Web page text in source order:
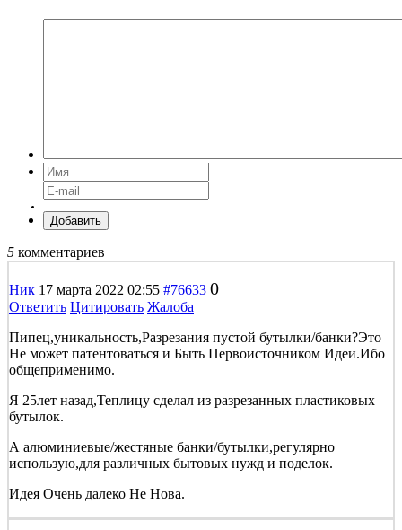
Добавить
5 комментариев
Ник 17 марта 2022 02:55 #76633 0
Ответить Цитировать Жалоба
Пипец,уникальность,Разрезания пустой бутылки/банки?Это
Не может патентоваться и Быть Первоисточником Идеи.Ибо
общеприменимо.
Я 25лет назад,Теплицу сделал из разрезанных пластиковых
бутылок.
А алюминиевые/жестяные банки/бутылки,регулярно
использую,для различных бытовых нужд и поделок.
Идея Очень далеко Не Нова.